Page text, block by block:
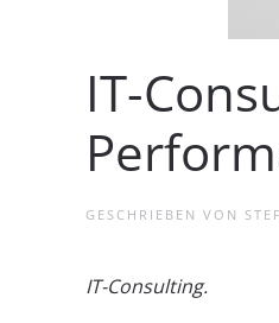
IT-
GESCHRIEBEN VON
IT-Consulting.